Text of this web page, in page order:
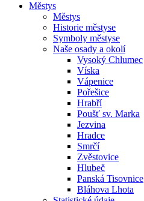
Městys
Městys
Historie městyse
Symboly městyse
Naše osady a okolí
Vysoký Chlumec
Víska
Vápenice
Pořešice
Hrabří
Poušť sv. Marka
Jezvina
Hradce
Smrčí
Zvěstovice
Hlubeč
Panská Tisovnice
Bláhova Lhota